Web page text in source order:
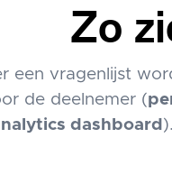
Zo
een vragenlijst
de deelnemer (
dashboard